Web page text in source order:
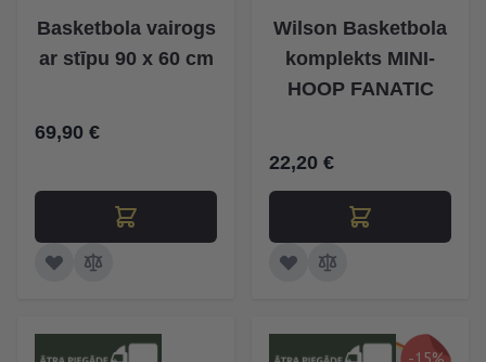
Basketbola vairogs
ar stīpu 90 x 60 cm
69,90 €
Wilson Basketbola
komplekts MINI-
HOOP FANATIC
22,20 €